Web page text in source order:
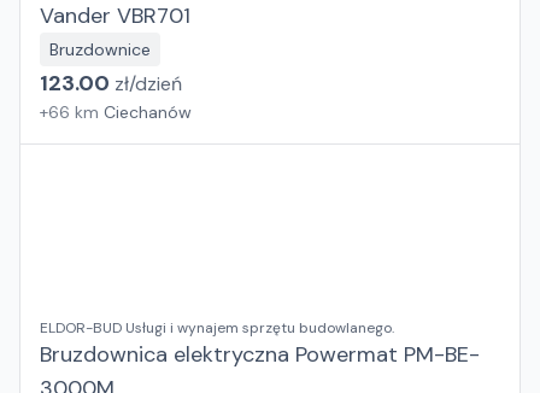
Vander VBR701
Bruzdownice
123.00 zł/dzień
+66 km Ciechanów
ELDOR-BUD Usługi i wynajem sprzętu budowlanego.
Bruzdownica elektryczna Powermat PM-BE-